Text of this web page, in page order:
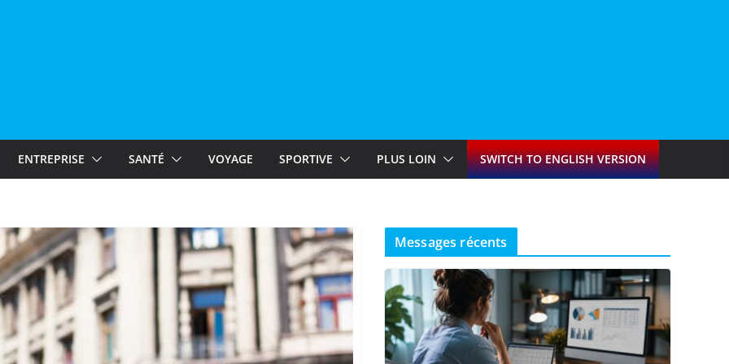
ENTREPRISE SANTÉ VOYAGE SPORTIVE PLUS LOIN SWITCH TO ENGLISH VERSION
Messages récents